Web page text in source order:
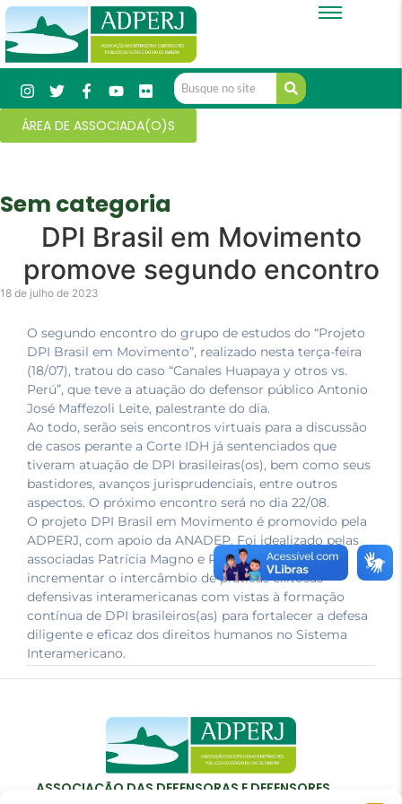
ÁREA DE ASSOCIADA(O)S
Sem categoria
DPI Brasil em Movimento
promove segundo encontro
18 de julho de 2023
O segundo encontro do grupo de estudos do “Projeto
DPI Brasil em Movimento”, realizado nesta terça-feira
(18/07), tratou do caso “Canales Huapaya y otros vs.
Perú”, que teve a atuação do defensor público Antonio
José Maffezoli Leite, palestrante do dia.
Ao todo, serão seis encontros virtuais para a discussão
de casos perante a Corte IDH já sentenciados que
tiveram atuação de DPI brasileiras(os), bem como seus
bastidores, avanços jurisprudenciais, entre outros
aspectos. O próximo encontro será no dia 22/08.
O projeto DPI Brasil em Movimento é promovido pela
ADPERJ, com apoio da ANADEP. Foi idealizado pelas
associadas Patrícia Magno e Renata Tavares e visa
incrementar o intercâmbio de práticas exitosas
defensivas interamericanas com vistas à formação
contínua de DPI brasileiros(as) para fortalecer a defesa
diligente e eficaz dos direitos humanos no Sistema
Interamericano.
ASSOCIAÇÃO DAS DEFENSORAS E DEFENSORES